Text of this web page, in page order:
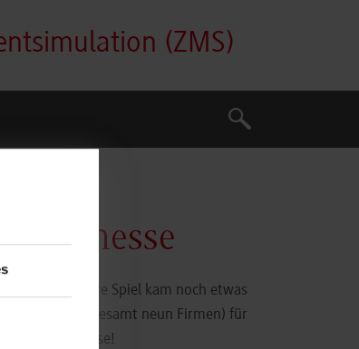
(ZMS)
Suche
Suche
oder andere Spiel kam noch etwas
Partner (insgesamt neun Firmen) für
Hausmesse!